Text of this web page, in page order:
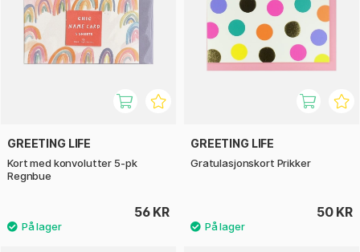
GREETING LIFE
Kort med konvolutter 5-pk
Regnbue
56 KR
GREETING LIFE
Gratulasjonskort Prikker
50 KR